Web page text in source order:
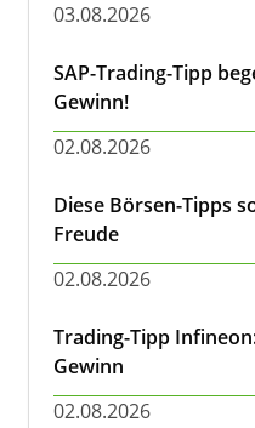
03.08.2026
SAP-Trading-Tipp
Gewinn!
02.08.2026
Diese Börsen-Tipps
Freude
02.08.2026
Trading-Tipp
Gewinn
02.08.2026